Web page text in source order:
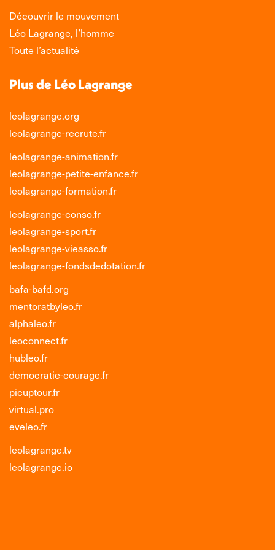
Découvrir le mouvement
Léo Lagrange, l’homme
Toute l’actualité
Plus de Léo Lagrange
leolagrange.org
leolagrange-recrute.fr
leolagrange-animation.fr
leolagrange-petite-enfance.fr
leolagrange-formation.fr
leolagrange-conso.fr
leolagrange-sport.fr
leolagrange-vieasso.fr
leolagrange-fondsdedotation.fr
bafa-bafd.org
mentoratbyleo.fr
alphaleo.fr
leoconnect.fr
hubleo.fr
democratie-courage.fr
picuptour.fr
virtual.pro
eveleo.fr
leolagrange.tv
leolagrange.io